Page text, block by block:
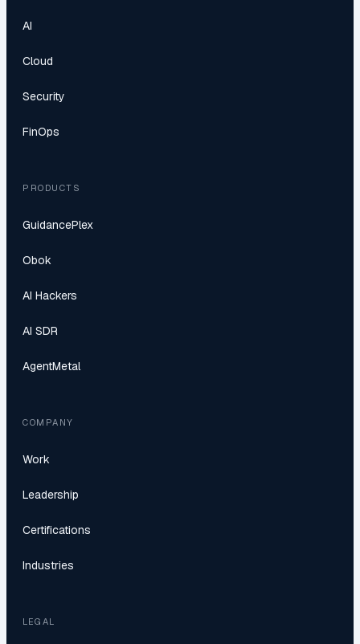
AI
Cloud
Security
FinOps
PRODUCTS
GuidancePlex
Obok
AI Hackers
AI SDR
AgentMetal
COMPANY
Work
Leadership
Certifications
Industries
LEGAL